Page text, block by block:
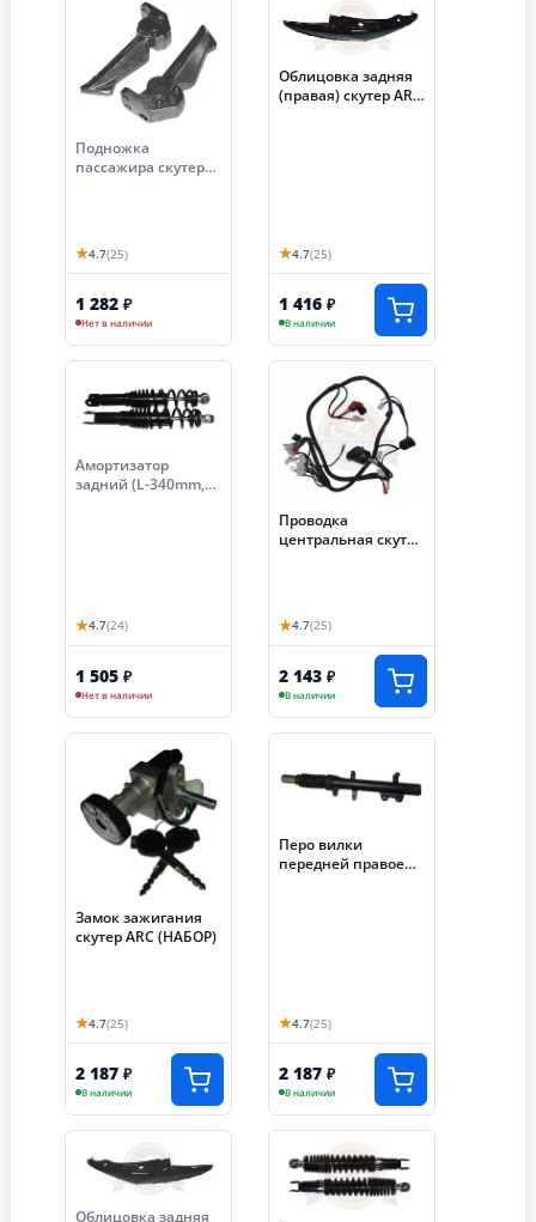
Подножка
пассажира скутер
★4.7(25)
1 282 ₽
Нет в наличии
Облицовка задняя
(правая) скутер ARC
★4.7(25)
1 416 ₽
В наличии
Амортизатор
задний (L-340mm,
★4.7(24)
1 505 ₽
Нет в наличии
Проводка
центральная скутер
★4.7(25)
2 143 ₽
В наличии
Замок зажигания
скутер ARC (НАБОР)
★4.7(25)
2 187 ₽
В наличии
Перо вилки
передней правое
★4.7(25)
2 187 ₽
В наличии
Облицовка задняя